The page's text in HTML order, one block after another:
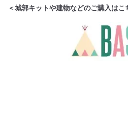
＜城郭キットや建物などのご購入はこ